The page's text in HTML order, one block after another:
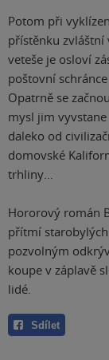
Potom při
přístěnku zvláštní
veteše je osloví
poštovní
Opatrně se
mysl jim
daleko od
domovské
trhliny…
Hororový román
přítmí
pozvolným
koupe v záplavě
lidé.
Sdílet